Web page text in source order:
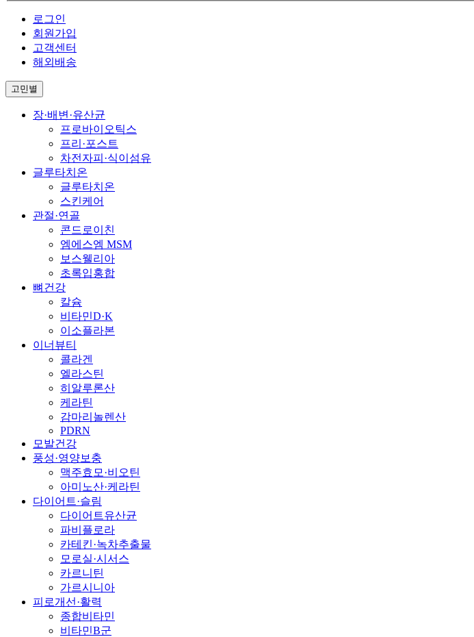
로그인
회원가입
고객센터
해외배송
고민별
장·배변·유산균
프로바이오틱스
프리·포스트
차전자피·식이섬유
글루타치온
글루타치온
스킨케어
관절·연골
콘드로이친
엠에스엠 MSM
보스웰리아
초록입홍합
뼈건강
칼슘
비타민D·K
이소플라본
이너뷰티
콜라겐
엘라스틴
히알루론산
케라틴
감마리놀렌산
PDRN
모발건강
풍성·영양보충
맥주효모·비오틴
아미노산·케라틴
다이어트·슬림
다이어트유산균
파비플로라
카테킨·녹차추출물
모로실·시서스
카르니틴
가르시니아
피로개선·활력
종합비타민
비타민B군